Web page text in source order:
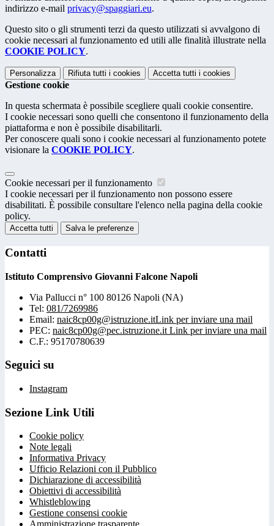
indirizzo e-mail privacy@spaggiari.eu.
Questo sito o gli strumenti terzi da questo utilizzati si avvalgono di
cookie necessari al funzionamento ed utili alle finalità illustrate nella
COOKIE POLICY.
Personalizza Rifiuta tutti i cookies Accetta tutti i cookies
Gestione cookie
In questa schermata è possibile scegliere quali cookie consentire.
I cookie necessari sono quelli che consentono il funzionamento della
piattaforma e non è possibile disabilitarli.
Per conoscere quali sono i cookie necessari al funzionamento potete
visionare la COOKIE POLICY.
Cookie necessari per il funzionamento
I cookie necessari per il funzionamento non possono essere
disabilitati. È possibile consultare l'elenco nella pagina della cookie
policy.
Accetta tutti Salva le preferenze
Contatti
Istituto Comprensivo Giovanni Falcone Napoli
Via Pallucci n° 100 80126 Napoli (NA)
Tel: 081/7269986
Email: naic8cp00g@istruzione.itLink per inviare una mail
PEC: naic8cp00g@pec.istruzione.it Link per inviare una mail
C.F.: 95170780639
Seguici su
Instagram
Sezione Link Utili
Cookie policy
Note legali
Informativa Privacy
Ufficio Relazioni con il Pubblico
Dichiarazione di accessibilità
Obiettivi di accessibilità
Whistleblowing
Gestione consensi cookie